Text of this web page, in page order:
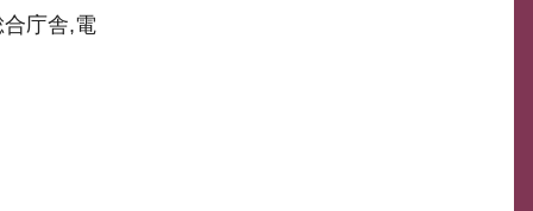
合庁舎,電